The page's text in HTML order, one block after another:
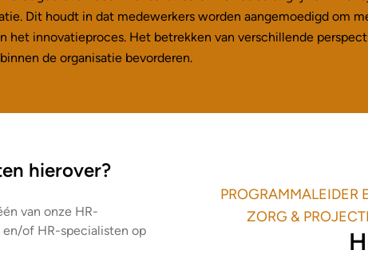
Dit houdt in dat medewerkers worden aangemoedigd om
het innovatieproces. Het betrekken van verschillende
de organisatie bevorderen.
hierover?
van onze HR-
of HR-specialisten op
PROGRAMMALEIDER
ZORG &